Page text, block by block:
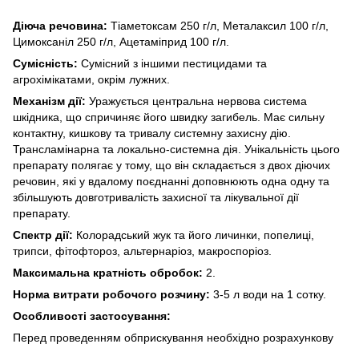
Дiюча речовина: Тіаметоксам 250 г/л, Металаксил 100 г/л,
Цимоксаніл 250 г/л, Ацетаміприд 100 г/л.
Сумісність: Сумісний з іншими пестицидами та
агрохімікатами, окрім лужних.
Механiзм дії: Уражується центральна нервова система
шкідника, що спричиняє його швидку загибель. Має сильну
контактну, кишкову та тривалу системну захисну дію.
Трансламінарна та локально-системна дія. Унікальність цього
препарату полягає у тому, що він складається з двох діючих
речовин, які у вдалому поєднанні доповнюють одна одну та
збільшують довготривалість захисної та лікувальної дії
препарату.
Спектр дії: Колорадський жук та його личинки, попелиці,
трипси, фітофтороз, альтернаріоз, макроспоріоз.
Максимальна кратність обробок: 2.
Норма витрати робочого розчину: 3-5 л води на 1 сотку.
Особливості застосування:
Перед проведенням обприскування необхідно розрахункову